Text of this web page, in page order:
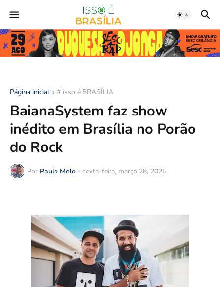
Página inicial # isso é BRASÍLIA
BaianaSystem faz show
inédito em Brasília no Porão
do Rock
Por Paulo Melo - sexta-feira, março 28, 2025